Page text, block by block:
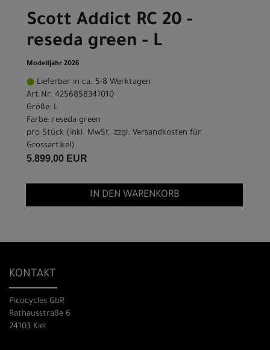
Scott Addict RC 20 -
reseda green - L
Modelljahr 2026
Lieferbar in ca. 5-8 Werktagen
Art.Nr. 4256858341010
Größe: L
Farbe: reseda green
pro Stück (inkl. MwSt. zzgl. Versandkosten für
Grossartikel)
5.899,00 EUR
IN DEN WARENKORB
KONTAKT
Picocycles GbR
Rathausstraße 6
24103 Kiel